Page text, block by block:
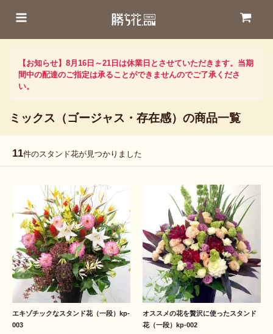
【お知らせ】8月16日～21日は休業日とさせていただきます。当期
間中の配達のご指定は承ることができませんのでご了承くださ
い。
ミックス（ゴージャス・存在感）の商品一覧
11件のスタンド花が見つかりました
エキゾチックなスタンド花（一段）kp-
003
オススメの花を贅沢に使ったスタンド
花（一段）kp-002